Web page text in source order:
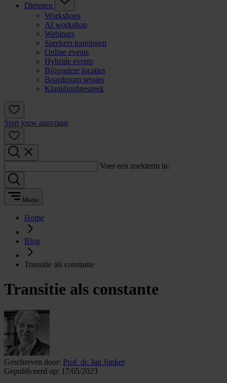
Diensten
Workshops
AI workshop
Webinars
Sprekers trainingen
Online events
Hybride events
Bijzondere locaties
Boardroom sessies
Klankbordgesprek
Start jouw aanvraag
Voer een zoekterm in:
Menu
Home
Blog
Transitie als constante
Transitie als constante
Geschreven door: Prof. dr. Jan Jonker
Gepubliceerd op: 17/05/2023